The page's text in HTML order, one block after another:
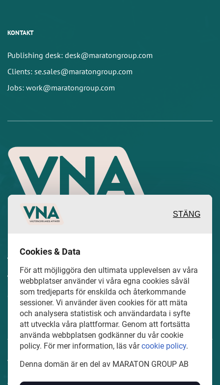
KONTAKT
Publishing desk: desk@maratongroup.com
Clients: se.sales@maratongroup.com
Jobs: work@maratongroup.com
värdefulla berättelser och reportage
från och om det lokala näringslivet och
dess aktörer samt en hel del annan
läsvärt innehåll.
VasternorrlandsAffarer.se är en del av mediakoncernen
STÄNG
Cookies & Data
För att möjliggöra den ultimata upplevelsen av våra
webbplatser använder vi våra egna cookies såväl
som tredjeparts för enskilda och återkommande
sessioner. Vi använder även cookies för att mäta
och analysera statistisk och användardata i syfte
att utveckla våra plattformar. Genom att fortsätta
använda webbplatsen godkänner du vår cookie
policy. För mer information, läs vårcookie policy.
Denna domän är en del av MARATON GROUP AB